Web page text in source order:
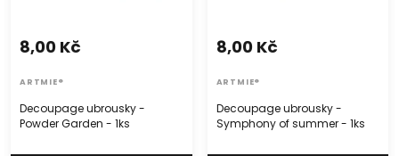
Decoupage ubrousky -
Powder Garden - 1ks
8,00 Kč
ARTMIE®
Decoupage ubrousky -
Symphony of summer - 1ks
8,00 Kč
ARTMIE®